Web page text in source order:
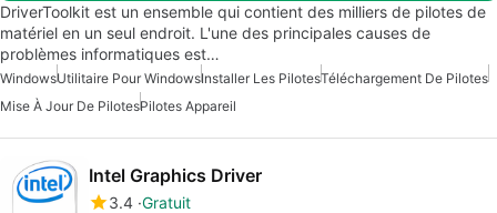
DriverToolkit est un ensemble qui contient des milliers de pilotes de
matériel en un seul endroit. L'une des principales causes de
problèmes informatiques est…
WindowsUtilitaire Pour WindowsInstaller Les PilotesTéléchargement De Pilotes
Mise À Jour De PilotesPilotes Appareil
Intel Graphics Driver
3.4 Gratuit